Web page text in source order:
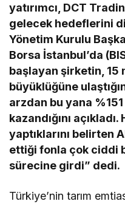
yatırımcı, DCT
gelecek hedeflerini
Yönetim Kurulu
Borsa İstanbul’da
başlayan şirketin, 15
büyüklüğüne
arzdan bu yana
kazandığını
yaptıklarını belirten
ettiği fonla çok ciddi
sürecine girdi” dedi.
Türkiye’nin tarım